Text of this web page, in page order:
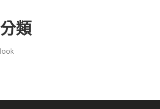
分類
look